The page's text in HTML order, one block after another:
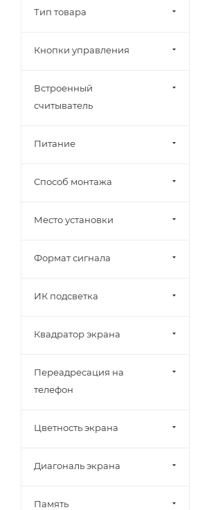
Тип товара
Кнопки управления
Встроенный
считыватель
Питание
Способ монтажа
Место установки
Формат сигнала
ИК подсветка
Квадратор экрана
Переадресация на
телефон
Цветность экрана
Диагональ экрана
Память